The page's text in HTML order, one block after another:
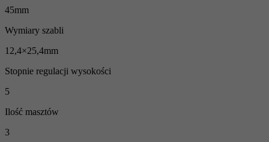
45mm
Wymiary szabli
12,4×25,4mm
Stopnie regulacji wysokości
5
Ilość masztów
3